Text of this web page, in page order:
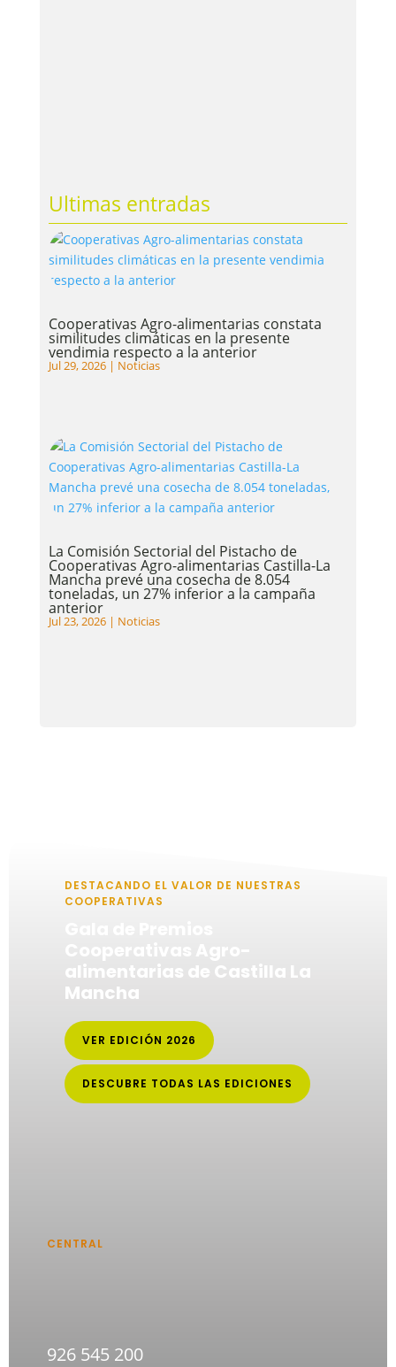
Ultimas entradas
Cooperativas Agro-alimentarias constata
similitudes climáticas en la presente
vendimia respecto a la anterior
Jul 29, 2026| Noticias
La Comisión Sectorial del Pistacho de
Cooperativas Agro-alimentarias Castilla-La
Mancha prevé una cosecha de 8.054
toneladas, un 27% inferior a la campaña
anterior
Jul 23, 2026| Noticias
DESTACANDO EL VALOR DE NUESTRAS
COOPERATIVAS
alimentarias de Castilla La
Mancha
VER EDICIÓN 2026
DESCUBRE TODAS LAS EDICIONES
CENTRAL
926 545 200